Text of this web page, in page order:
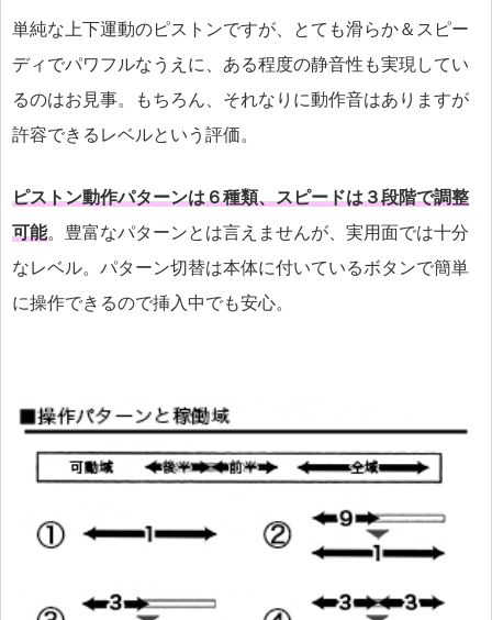
単純な上下運動のピストンですが、とても滑らか＆スピー
ディでパワフルなうえに、ある程度の静音性も実現してい
るのはお見事。もちろん、それなりに動作音はありますが
許容できるレベルという評価。
ピストン動作パターンは６種類、スピードは３段階で調整
可能。豊富なパターンとは言えませんが、実用面では十分
なレベル。パターン切替は本体に付いているボタンで簡単
に操作できるので挿入中でも安心。